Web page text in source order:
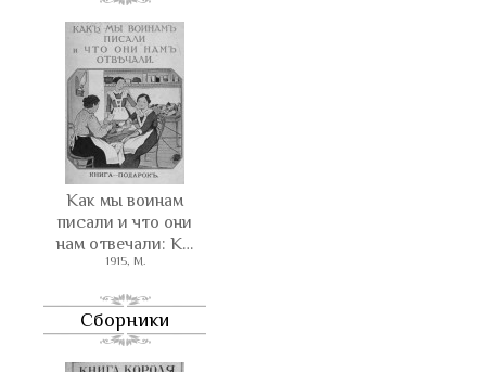
Как мы воинам
писали и что они
нам отвечали: К…
1915, М.
Сборники